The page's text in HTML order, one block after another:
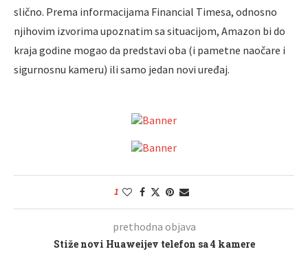
slično. Prema informacijama Financial Timesa, odnosno
njihovim izvorima upoznatim sa situacijom, Amazon bi do
kraja godine mogao da predstavi oba (i pametne naočare i
sigurnosnu kameru) ili samo jedan novi uređaj.
1
prethodna objava
Stiže novi Huaweijev telefon sa 4 kamere